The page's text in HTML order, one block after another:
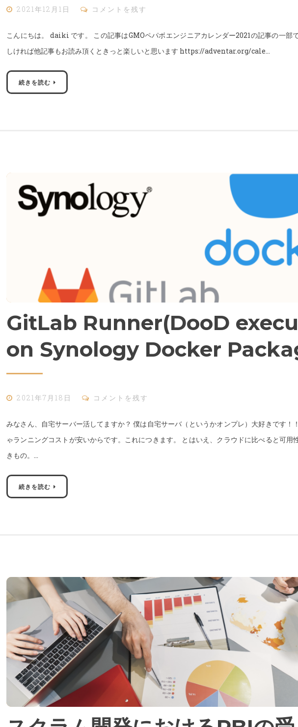
2021年12月1日 コメントを残す
こんにちは。 daiki です。 この記事はGMOペパボエンジニアカレンダー2021の記事の一部
しければ他記事もお読み頂くときっと楽しいと思います https://adventar.org/cale…
続きを読む
GitLab Runner(DooD
on Synology Docker
2021年7月18日 コメントを残す
みなさん、自宅サーバー活してますか？ 僕は自宅サーバ（というかオンプレ）大好きです！
ゃランニングコストが安いからです。これにつきます。 とはいえ、クラウドに比べると可用
きもの。…
続きを読む